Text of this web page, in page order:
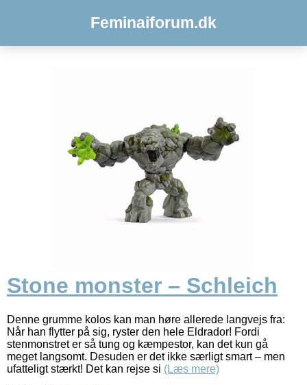
Feminaiforum.dk
Stone monster – Schleich
Denne grumme kolos kan man høre allerede langvejs fra:
Når han flytter på sig, ryster den hele Eldrador! Fordi
stenmonstret er så tung og kæmpestor, kan det kun gå
meget langsomt. Desuden er det ikke særligt smart – men
ufatteligt stærkt! Det kan rejse si (Læs mere)